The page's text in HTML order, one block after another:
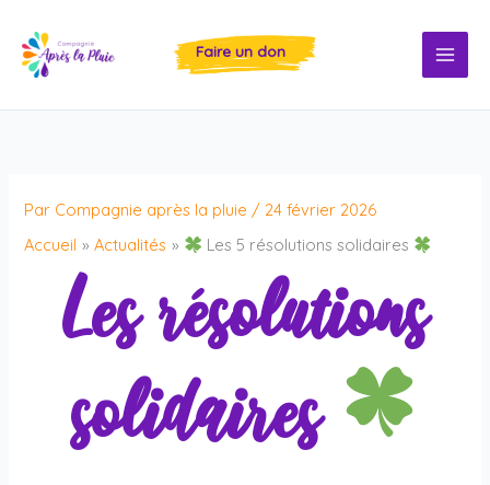
contenu
Faire un don
Par Compagnie après la pluie / 24 février 2026
Accueil
Actualités Les 5 résolutions solidaires
Les résolutions
solidaires